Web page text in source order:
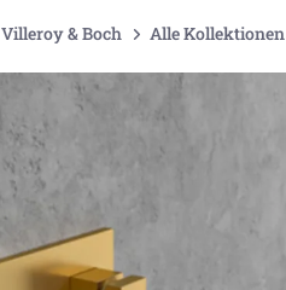
Villeroy & Boch Alle Kollektionen